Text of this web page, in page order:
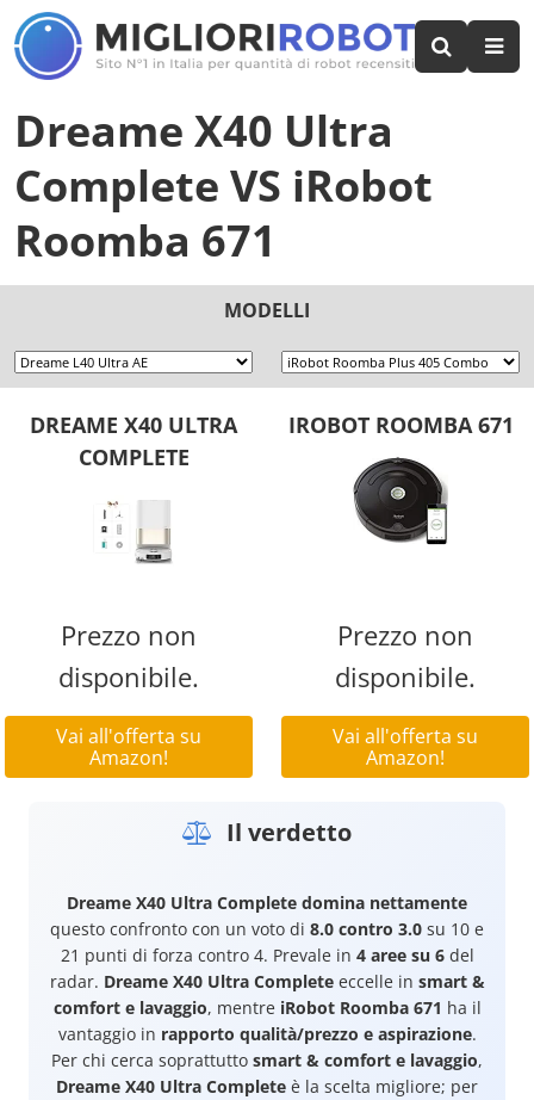
Dreame X40 Ultra
Complete VS iRobot
Roomba 671
MODELLI
DREAME X40 ULTRA
COMPLETE
IROBOT ROOMBA 671
Prezzo non
disponibile.
Vai all'offerta su
Amazon!
Prezzo non
disponibile.
Vai all'offerta su
Amazon!
Il verdetto
Dreame X40 Ultra Complete domina nettamente
questo confronto con un voto di 8.0 contro 3.0 su 10 e
21 punti di forza contro 4. Prevale in 4 aree su 6del
radar. Dreame X40 Ultra Completeeccelle in smart &
comfort e lavaggio, mentre iRobot Roomba 671 ha il
vantaggio in rapporto qualità/prezzo e aspirazione.
Per chi cerca soprattutto smart & comfort e lavaggio,
Dreame X40 Ultra Complete è la scelta migliore; per